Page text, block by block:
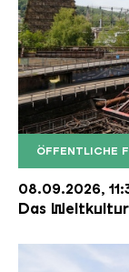
ÖFFENTLICHE
Der
Copyright:
08.09.2026,
Das